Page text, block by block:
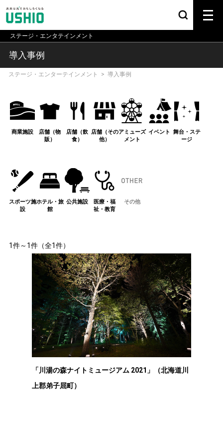
ステージ・エンタテインメント
導入事例
ステージ・エンターテインメント > 導入事例
商業施設
店舗（物
販）
店舗（飲
食）
店舗（その
他）
アミューズ
メント
イベント
舞台・ステ
ージ
スポーツ施
設
ホテル・旅
館
公共施設
医療・福
祉・教育
その他
1件～1件（全1件）
「川湯の森ナイトミュージアム 2021」（北海道川
上郡弟子屈町）